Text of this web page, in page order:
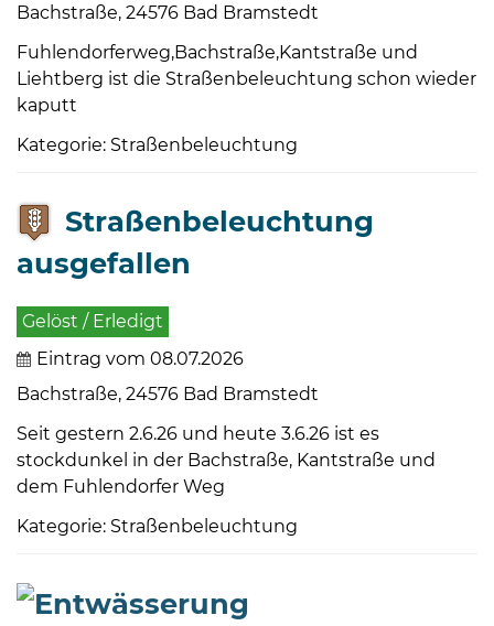
Bachstraße, 24576 Bad Bramstedt
Fuhlendorferweg,Bachstraße,Kantstraße und
Liehtberg ist die Straßenbeleuchtung schon wieder
kaputt
Kategorie: Straßenbeleuchtung
Straßenbeleuchtung
ausgefallen
Gelöst / Erledigt
Eintrag vom 08.07.2026
Bachstraße, 24576 Bad Bramstedt
Seit gestern 2.6.26 und heute 3.6.26 ist es
stockdunkel in der Bachstraße, Kantstraße und
dem Fuhlendorfer Weg
Kategorie: Straßenbeleuchtung